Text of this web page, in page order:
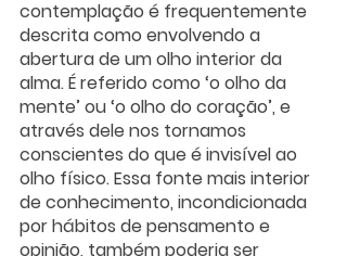
contemplação é frequentemente
descrita como envolvendo a
abertura de um olho interior da
alma. É referido como ‘o olho da
mente’ ou ‘o olho do coração’, e
através dele nos tornamos
conscientes do que é invisível ao
olho físico. Essa fonte mais interior
de conhecimento, incondicionada
por hábitos de pensamento e
opinião, também poderia ser